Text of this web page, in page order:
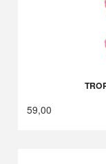
59,00